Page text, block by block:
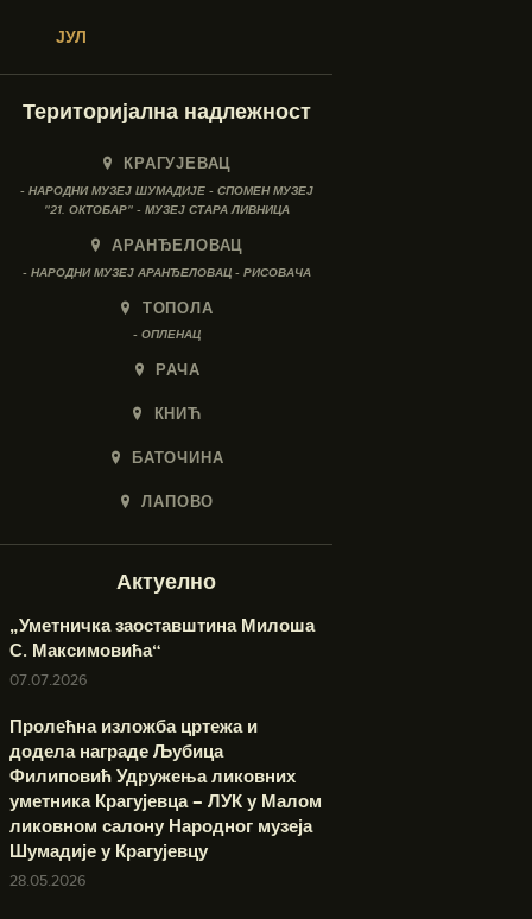
« ЈУЛ
Територијална надлежност
КРАГУЈЕВАЦ
- НАРОДНИ МУЗЕЈ ШУМАДИЈЕ - СПОМЕН МУЗЕЈ
"21. ОКТОБАР" - МУЗЕЈ СТАРА ЛИВНИЦА
АРАНЂЕЛОВАЦ
- НАРОДНИ МУЗЕЈ АРАНЂЕЛОВАЦ - РИСОВАЧА
ТОПОЛА
- ОПЛЕНАЦ
РАЧА
КНИЋ
БАТОЧИНА
ЛАПОВО
Актуелно
„Уметничка заоставштина Милоша
С. Максимовића“
07.07.2026
Пролећна изложба цртежа и
додела награде Љубица
Филиповић Удружења ликовних
уметника Крагујевца – ЛУК у Малом
ликовном салону Народног музеја
Шумадије у Крагујевцу
28.05.2026